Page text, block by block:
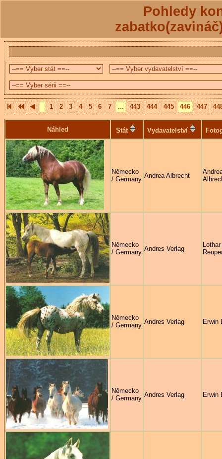
Pohledy
1 2 3 4 5 6 7 ... 443 444 445 446 447
Náhled Stát Vydavatelství
Německo
/ Germany Andrea Albrecht
Německo
/ Germany Andres Verlag
Lothar
Německo
/ Germany Andres Verlag Erwin
Německo
/ Germany Andres Verlag Erwin